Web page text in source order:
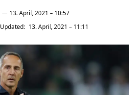
13. April, 2021 – 10:57
Updated: 13. April, 2021 – 11:11